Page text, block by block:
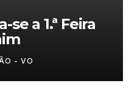
a 1.ª Feira
- VO